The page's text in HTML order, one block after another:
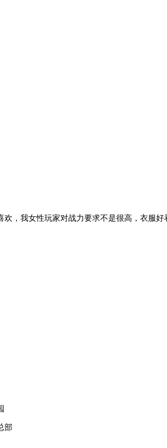
，我女性玩家对战力要求不是很高，衣服
部